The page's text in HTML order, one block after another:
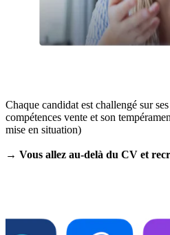
Chaque candidat est challengé sur
compétences vente et son
mise en situation)
→ Vous allez au-delà du CV et